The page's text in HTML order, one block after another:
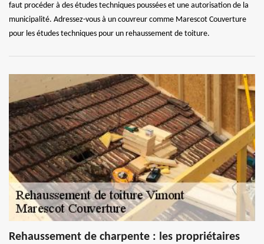
faut procéder à des études techniques poussées et une autorisation de la
municipalité. Adressez-vous à un couvreur comme Marescot Couverture
pour les études techniques pour un rehaussement de toiture.
Rehaussement de charpente : les propriétaires